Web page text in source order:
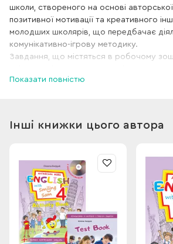
школи, створеного на основі авторської
позитивної мотивації та креативного
молодших школярів, що передбачає
комунікативно-ігрову методику.
Завдання, що містяться в робочому
його інструментарій для кращого
робіт на уроці англійської мови у 3 класі.
доступі на сайті видавництва, та код
інтерактивного мультимедійного
якого Ви зможете завантажити
або інший пристрій.
Увага! До робочого зошита
збірник тестів для контролю засвоєння
розділу підручника.
Показати повністю
Інші книжки цього автора